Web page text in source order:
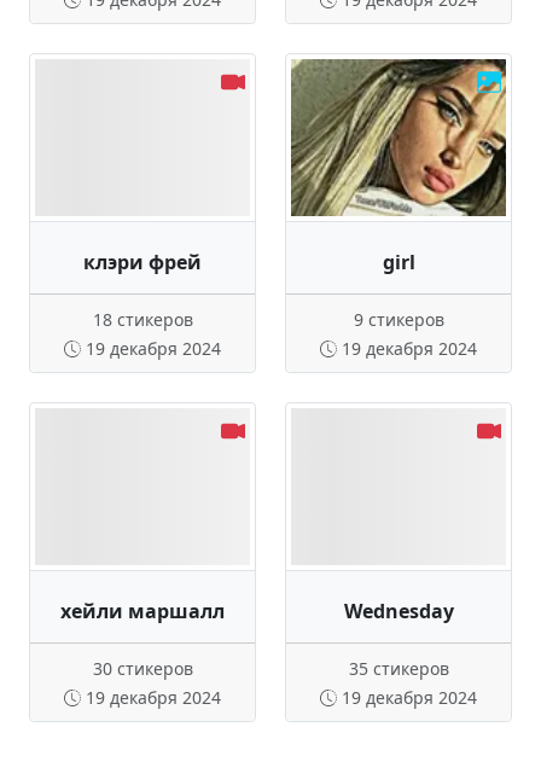
клэри фрей
18 стикеров
19 декабря 2024
girl
9 стикеров
19 декабря 2024
хейли маршалл
30 стикеров
19 декабря 2024
Wednesday
35 стикеров
19 декабря 2024